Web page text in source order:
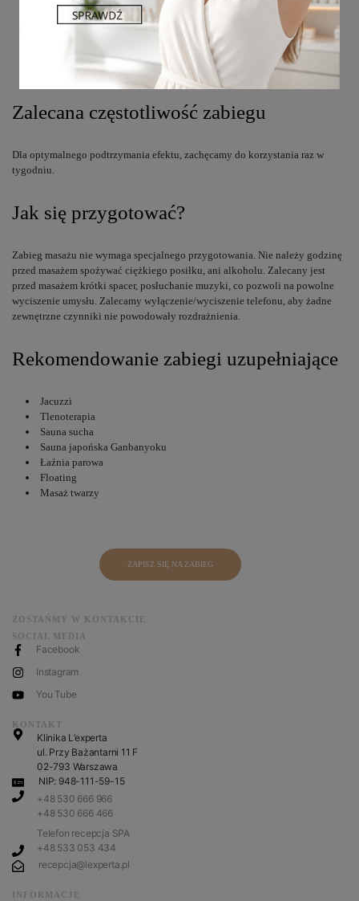
Choroby zakaźne
Ciąża
Przerwanie ciągłości powłok skórnych
Obecność tętniaków.
Zalecana częstotliwość zabiegu
Dla optymalnego podtrzymania efektu, zachęcamy do korzystania raz w
tygodniu.
Jak się przygotować?
Zabieg masażu nie wymaga specjalnego przygotowania. Nie należy godzinę
przed masażem spożywać ciężkiego posiłku, ani alkoholu. Zalecany jest
przed masażem krótki spacer, posłuchanie muzyki, co pozwoli na powolne
wyciszenie umysłu. Zalecamy wyłączenie/wyciszenie telefonu, aby żadne
zewnętrzne czynniki nie powodowały rozdrażnienia.
Rekomendowanie zabiegi uzupełniające
Jacuzzi
Tlenoterapia
Sauna sucha
Sauna japońska Ganbanyoku
Łaźnia parowa
Floating
Masaż twarzy
ZAPISZ SIĘ NA ZABIEG
ZOSTAŃMY W KONTAKCIE
SOCIAL MEDIA
Facebook
Instagram
You Tube
KONTAKT
Klinika L’experta
ul. Przy Bażantarni 11 F
02-793 Warszawa
NIP: 948-111-59-15
+48 530 666 966
+48 530 666 466
Telefon recepcja SPA
+48 533 053 434
recepcja@lexperta.pl
INFORMACJE